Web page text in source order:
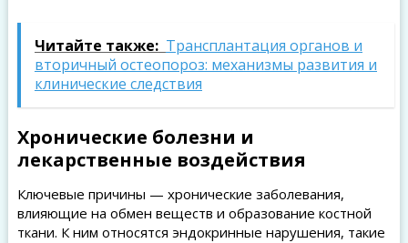
Читайте также: Трансплантация органов и
вторичный остеопороз: механизмы развития и
клинические следствия
Хронические болезни и
лекарственные воздействия
Ключевые причины — хронические заболевания,
влияющие на обмен веществ и образование костной
ткани. К ним относятся эндокринные нарушения, такие